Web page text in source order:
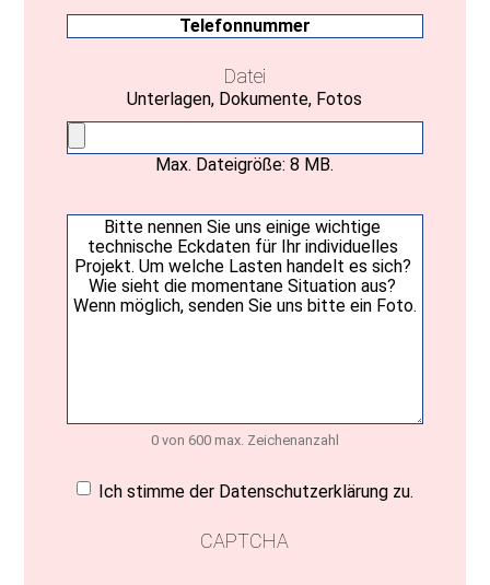
Telefonnummer
Datei
Unterlagen, Dokumente, Fotos
Max. Dateigröße: 8 MB.
Ihre
Nachricht(erforderlich)
0 von 600 max. Zeichenanzahl
Einwilligung(erforderlich)
Ich stimme der Datenschutzerklärung zu.
CAPTCHA